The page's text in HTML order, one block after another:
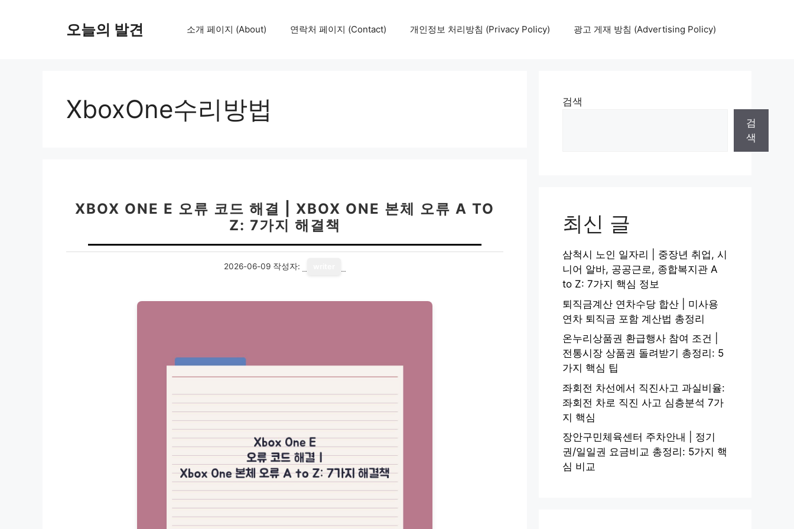
오늘의 발견 소개 페이지 (About) 연락처 페이지 (Contact) 개인정보 처리방침 (Privacy Policy) 광고 게재 방침 (Advertising Policy)
XboxOne수리방법
XBOX ONE E 오류 코드 해결 | XBOX ONE 본체 오류 A TO
Z: 7가지 해결책
2026-06-09 작성자:
검색
검
색
최신 글
삼척시 노인 일자리 | 중장년 취업, 시
니어 알바, 공공근로, 종합복지관 A
to Z: 7가지 핵심 정보
퇴직금계산 연차수당 합산 | 미사용
연차 퇴직금 포함 계산법 총정리
온누리상품권 환급행사 참여 조건 |
전통시장 상품권 돌려받기 총정리: 5
가지 핵심 팁
좌회전 차선에서 직진사고 과실비율:
좌회전 차로 직진 사고 심층분석 7가
지 핵심
장안구민체육센터 주차안내 | 정기
권/일일권 요금비교 총정리: 5가지 핵
심 비교